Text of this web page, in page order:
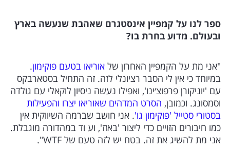
ספר לנו על קמפיין אינסטגרם שאהבת שנעשה בארץ
ובעולם. מדוע בחרת בו?
"אני מת על הקמפיין האחרון של אוריאו בטעם פוקימון.
במיוחד כי אין לי הסבר רציונלי לזה. זה התחיל בסטארבקס
עם 'יוניקורן פרפוצ׳ינו', ואפילו נעשה ניסיון לוקאלי עם גולדה
וסמסונג. וכמובן, הסרט המדהים שאוריאו יצרו והפעילות
בסטורי סטייל 'פוקימון גו'. אני חושב שברמה השיווקית אין
כמו חיבורים הזויים כדי ליצור 'באזז', וע וד במהדורה מוגבלת.
אני מת להשיג את זה. בטח יש לזה טעם של WTF".